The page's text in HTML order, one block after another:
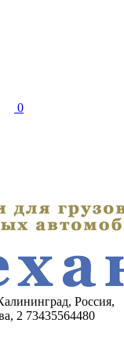
0
Россия,
2 73435564480